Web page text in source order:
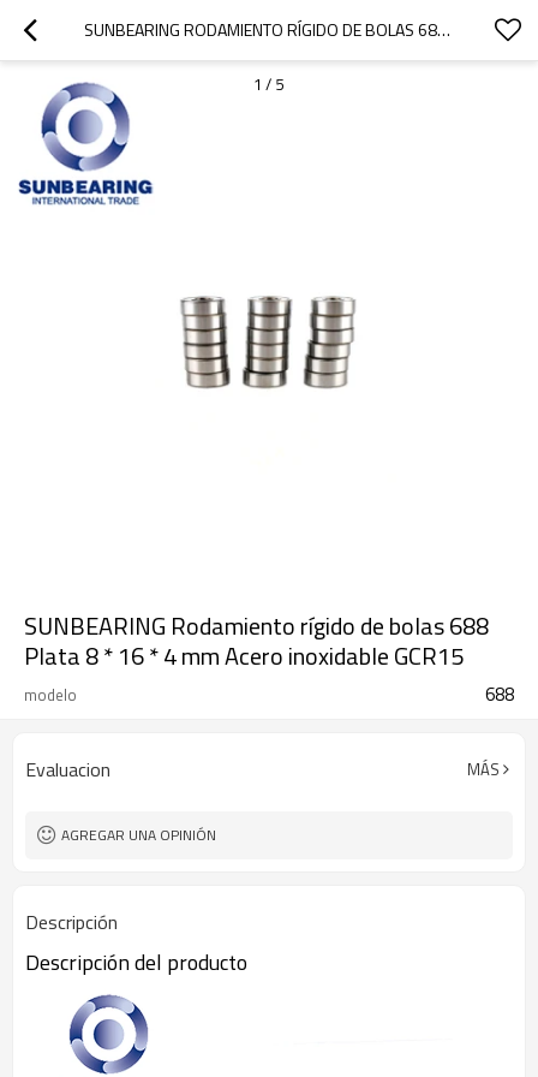
SUNBEARING RODAMIENTO RÍGIDO DE BOLAS 688 PLATA 8 * 16 * 4 MM ACERO INOXIDABLE GCR15
1 / 5
SUNBEARING Rodamiento rígido de bolas 688
Plata 8 * 16 * 4 mm Acero inoxidable GCR15
modelo 688
Evaluacion MÁS
AGREGAR UNA OPINIÓN
Descripción
Descripción del producto